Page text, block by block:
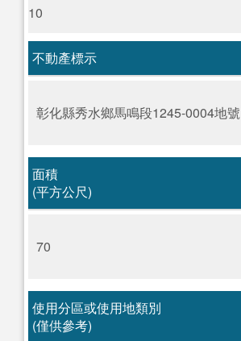
10
不動產標示
彰化縣秀水鄉馬鳴段1245-0004地號
面積
(平方公尺)
70
使用分區或使用地類別
(僅供參考)